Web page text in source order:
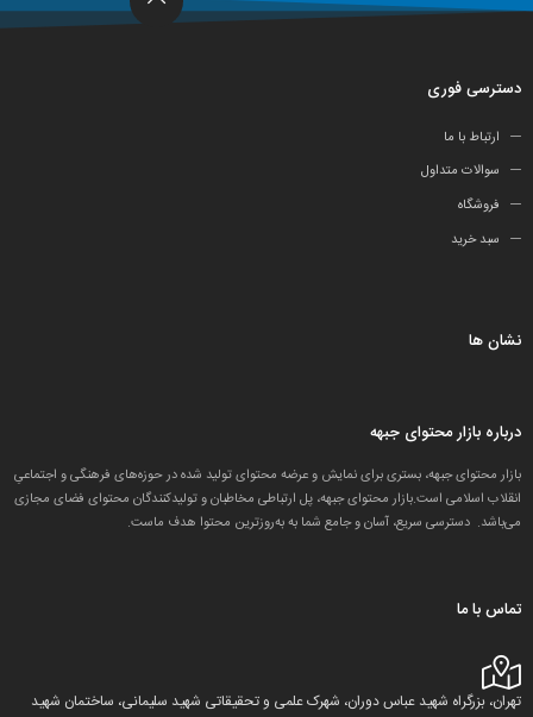
دسترسی فوری
ارتباط با ما
سوالات متداول
فروشگاه
سبد خرید
نشان ها
درباره بازار محتوای جبهه
بازار محتوای جبهه، بستری برای نمایش و عرضه محتوای تولید شده در حوزه‌های فرهنگی و اجتماعیِ
انقلاب اسلامی است.بازار محتوای جبهه، پل ارتباطی مخاطبان و تولید‌کنندگان محتوای فضای مجازی
می‌باشد. دسترسی سریع، آسان و جامع شما به به‌روزترین محتوا هدف ماست.
تماس با ما
تهران، بزرگراه شهید عباس دوران، شهرک علمی و تحقیقاتی شهید سلیمانی، ساختمان شهید